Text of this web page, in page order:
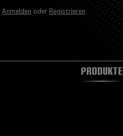
Hauptnavigation springen
Anmelden oder Registrieren
PRODUKTE